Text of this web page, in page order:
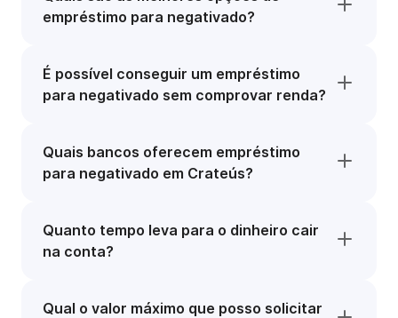
empréstimo para negativado?
É possível conseguir um empréstimo
para negativado sem comprovar renda?
Quais bancos oferecem empréstimo
para negativado em Crateús?
Quanto tempo leva para o dinheiro cair
na conta?
Qual o valor máximo que posso solicitar